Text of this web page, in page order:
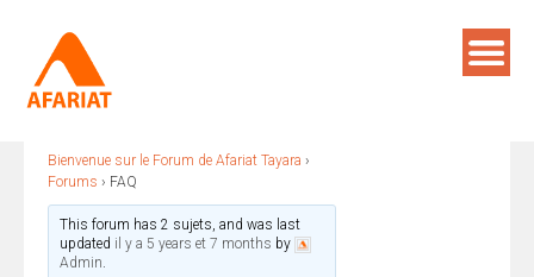
content
FAQ
Bienvenue sur le Forum de Afariat Tayara ›
Forums › FAQ
This forum has 2 sujets, and was last
updated il y a 5 years et 7 months by
Admin.